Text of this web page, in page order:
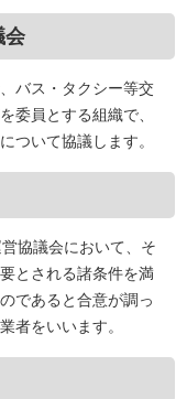
会
バス・タクシー等交
委員とする組織で、
ついて協議します。
協議会において、そ
とされる諸条件を満
であると合意が調っ
者をいいます。